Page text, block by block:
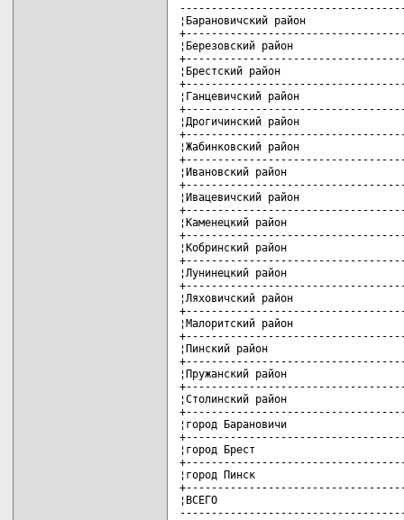
¦Барановичский район
¦Березовский район
¦Брестский район
¦Ганцевичский район
¦Дрогичинский район
¦Жабинковский район
¦Ивановский район
¦Ивацевичский район
¦Каменецкий район
¦Кобринский район
¦Лунинецкий район
¦Ляховичский район
¦Малоритский район
¦Пинский район
¦Пружанский район
¦Столинский район
¦город Барановичи
¦город Брест
¦город Пинск
¦ВСЕГО